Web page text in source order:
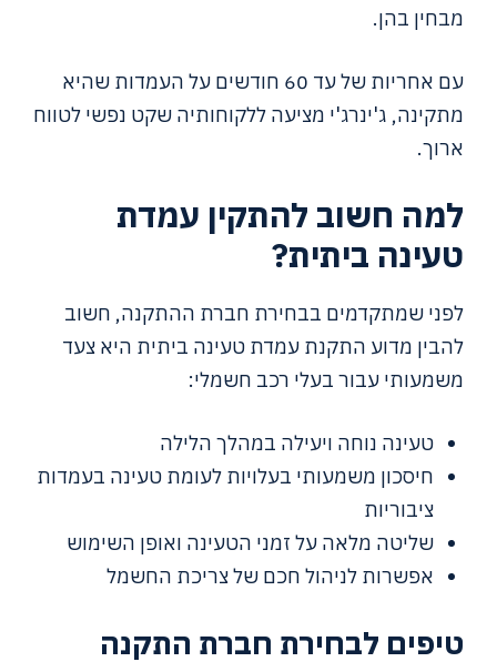
מבחין בהן.
עם אחריות של עד 60 חודשים על העמדות שהיא
מתקינה, ג'ינרג'י מציעה ללקוחותיה שקט נפשי לטווח
ארוך.
למה חשוב להתקין עמדת
טעינה ביתית?
לפני שמתקדמים בבחירת חברת ההתקנה, חשוב
להבין מדוע התקנת עמדת טעינה ביתית היא צעד
משמעותי עבור בעלי רכב חשמלי:
טעינה נוחה ויעילה במהלך הלילה
חיסכון משמעותי בעלויות לעומת טעינה בעמדות
ציבוריות
שליטה מלאה על זמני הטעינה ואופן השימוש
אפשרות לניהול חכם של צריכת החשמל
טיפים לבחירת חברת התקנה